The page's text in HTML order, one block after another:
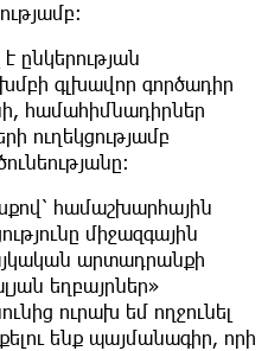
է ընկերության
գլխավոր գործադիր
համահիմնադիրներ
ուղեկցությամբ
համաշխարհային
միջազգային
արտադրանքի
եղբայրներ»
ուրախ եմ ողջունել
ենք պայմանագիր, որի